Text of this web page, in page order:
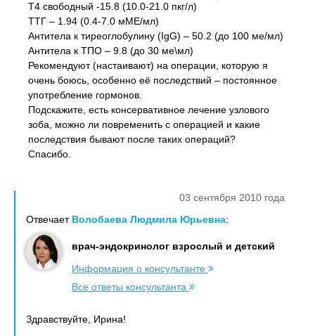
Т4 свободный -15.8 (10.0-21.0 пкг/л)
ТТГ – 1.94 (0.4-7.0 мМЕ/мл)
Антитела к тиреоглобулину (IgG) – 50.2 (до 100 ме/мл)
Антитела к ТПО – 9.8 (до 30 ме\мл)
Рекомендуют (настаивают) на операции, которую я
очень боюсь, особенно её последствий – постоянное
употребление гормонов.
Подскажите, есть консервативное лечение узлового
зоба, можно ли повременить с операцией и какие
последствия бывают после таких операций?
Спасибо.
03 сентября 2010 года
Отвечает Волобаева Людмила Юрьевна:
врач-эндокринолог взрослый и детский
Информация о консультанте
Все ответы консультанта
Здравствуйте, Ирина!